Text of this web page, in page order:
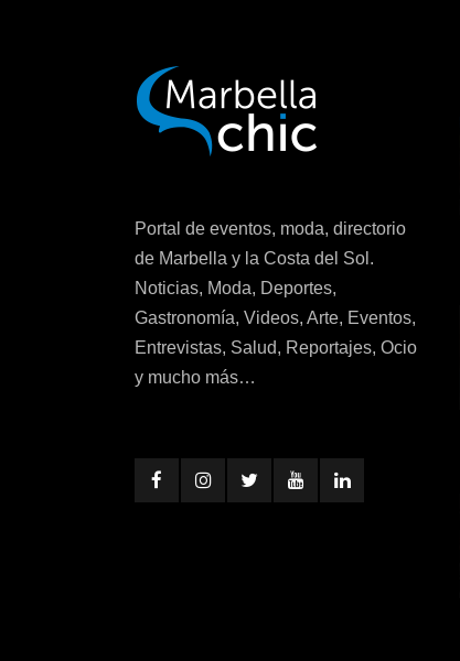
Portal de eventos, moda, directorio
de Marbella y la Costa del Sol.
Noticias, Moda, Deportes,
Gastronomía, Videos, Arte, Eventos,
Entrevistas, Salud, Reportajes, Ocio
y mucho más…